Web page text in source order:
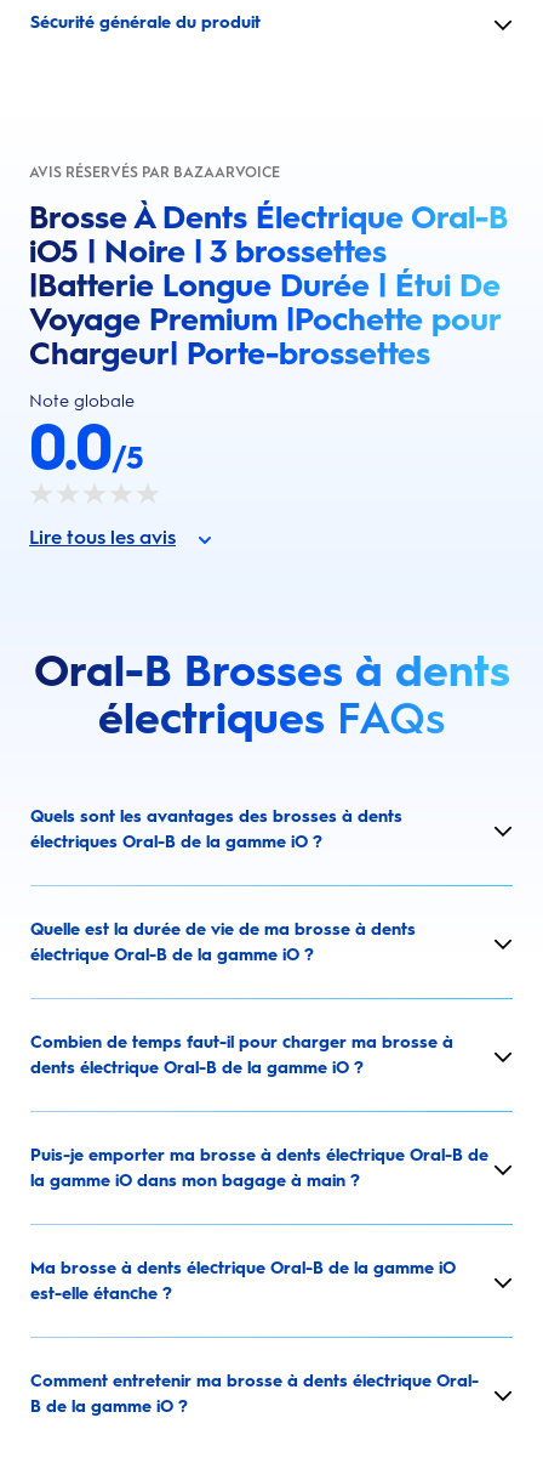
Sécurité générale du produit
AVIS RÉSERVÉS PAR BAZAARVOICE
Brosse À Dents Électrique Oral-B
iO5 | Noire | 3 brossettes
|Batterie Longue Durée | Étui De
Voyage Premium |Pochette pour
Chargeur| Porte-brossettes
Note globale
0.0/5
Lire tous les avis
Oral-B Brosses à dents
électriques FAQs
Quels sont les avantages des brosses à dents
électriques Oral-B de la gamme iO ?
Quelle est la durée de vie de ma brosse à dents
électrique Oral-B de la gamme iO ?
Combien de temps faut-il pour charger ma brosse à
dents électrique Oral-B de la gamme iO ?
Puis-je emporter ma brosse à dents électrique Oral-B de
la gamme iO dans mon bagage à main ?
Ma brosse à dents électrique Oral-B de la gamme iO
est-elle étanche ?
Comment entretenir ma brosse à dents électrique Oral-
B de la gamme iO ?